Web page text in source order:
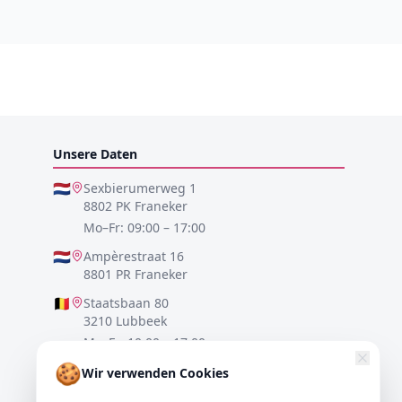
🍪Wir verwenden Cookies
Unsere Daten
🇳🇱
Sexbierumerweg 1
8802 PK Franeker
Mo–Fr: 09:00 – 17:00
🇳🇱
Ampèrestraat 16
8801 PR Franeker
🇧🇪
Staatsbaan 80
3210 Lubbeek
Mo–Fr: 10:00 – 17:00
🇩🇪
Lister Meile 48